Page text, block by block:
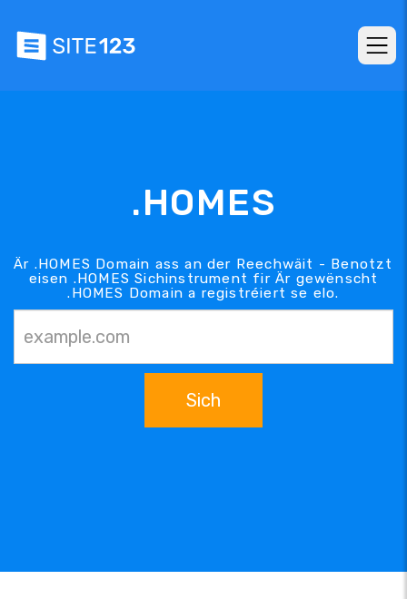
.HOMES
Är .HOMES Domain ass an der Reechwäit - Benotzt
eisen .HOMES Sichinstrument fir Är gewënscht
.HOMES Domain a registréiert se elo.
Sich